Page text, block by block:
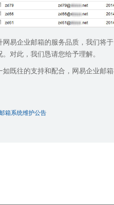
网易企业邮箱的服务品质，我们将
对此，我们恳请您给予理解。
既往的支持和配合，网易企业邮
箱系统维护公告